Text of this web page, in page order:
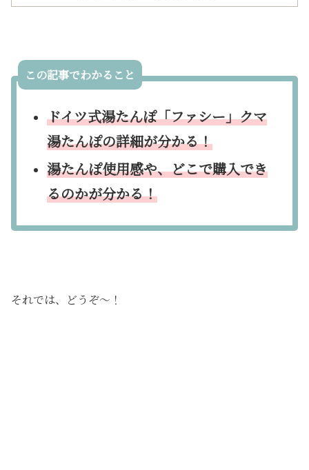
この記事でわかること
ドイツ式湯たんぽ「ファシー」クマ
湯たんぽの詳細が分かる！
湯たんぽ使用感や、どこで購入でき
るのかが分かる！
それでは、どうぞ〜！